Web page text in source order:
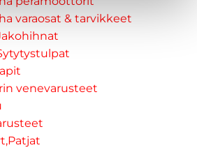
varaosat & tarvikkeet
venevarusteet